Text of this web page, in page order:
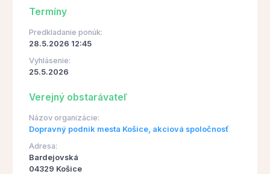
Termíny
Predkladanie ponúk:
28.5.2026 12:45
Vyhlásenie:
25.5.2026
Verejný obstarávateľ
Názov organizácie:
Dopravný podnik mesta Košice, akciová spoločnosť
Adresa:
Bardejovská
04329 Košice